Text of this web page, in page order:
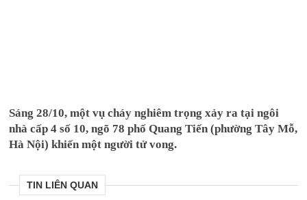
Sáng 28/10, một vụ cháy nghiêm trọng xảy ra tại ngôi
nhà cấp 4 số 10, ngõ 78 phố Quang Tiến (phường Tây Mỗ,
Hà Nội) khiến một người tử vong.
TIN LIÊN QUAN